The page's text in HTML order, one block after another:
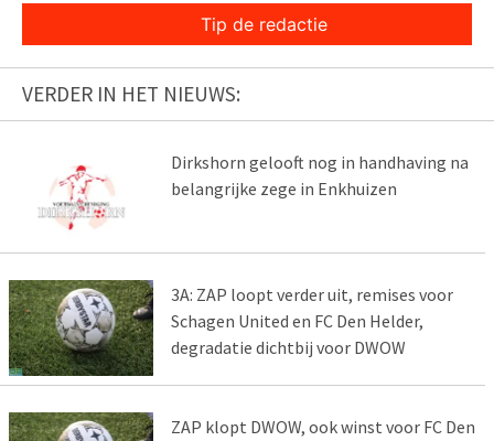
Tip de redactie
VERDER IN HET NIEUWS:
Dirkshorn gelooft nog in handhaving na
belangrijke zege in Enkhuizen
3A: ZAP loopt verder uit, remises voor
Schagen United en FC Den Helder,
degradatie dichtbij voor DWOW
ZAP klopt DWOW, ook winst voor FC Den